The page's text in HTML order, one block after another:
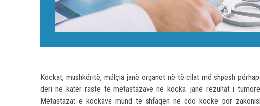
Kockat, mushkëritë, mëlçia janë organet në të cilat më shpesh
deri në katër raste të metastazave në kocka, janë rezultat i
Metastazat e kockave mund të shfaqen në çdo kockë por